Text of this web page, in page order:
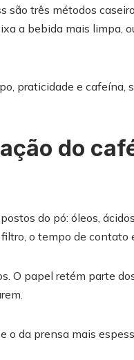
são três métodos
a bebida mais limpa,
praticidade e cafeína,
do
do pó: óleos,
o tempo de contato
O papel retém parte
o da prensa mais